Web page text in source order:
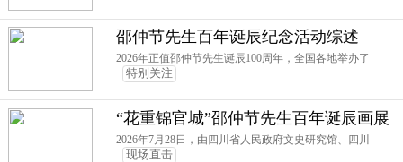
邵仲节先生百年诞辰纪念活动综述
2026年正值邵仲节先生诞辰100周年，全国各地举办了
特别关注
“花重锦官城”邵仲节先生百年诞辰画展
2026年7月28日，由四川省人民政府文史研究馆、四川
现场直击